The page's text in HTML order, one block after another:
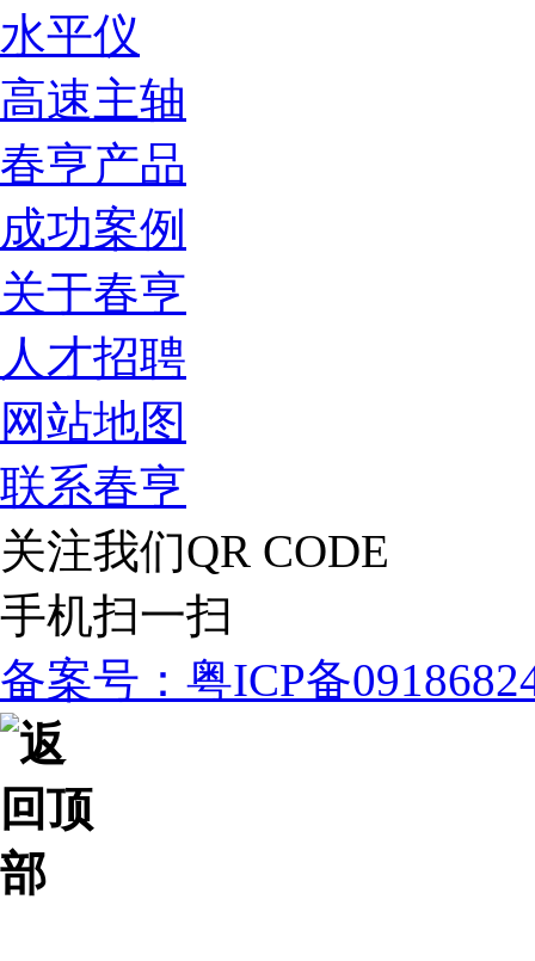
水平仪
高速主轴
春亨产品
成功案例
关于春亨
人才招聘
网站地图
联系春亨
关注我们QR CODE
手机扫一扫
备案号：粤ICP备